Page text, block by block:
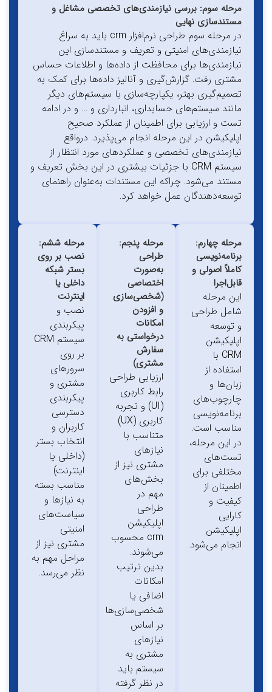
مرحله سوم: بررسی نیازمندی‌های تخصصی مشاغل و
مستندسازی نهایی
در مرحله سوم طراحی نرم‌افزار crm باید به سراغ
نیازمندی‌های امنیتی و تعریف و مستندسازی این
نیازمندی‌ها برای محافظت از داده‌ها و اطلاعات حساس
مشتری رفت. گزارش‌گیری و آنالیز داده‌ها برای کمک به
تصمیم‌گیری بهتر، یکپارچه‌سازی با سیستم‌های دیگر
مانند سیستم‌های حسابداری، انبارداری و … و در ادامه
تست و ارزیابی برای اطمینان از عملکرد صحیح
اپلیکیشن در این مرحله انجام می‌پذیرد. درواقع
نیازمندی‌های تخصصی و عملکردهای مورد انتظار از
سیستم CRM با جزئیات بیشتری در این بخش تعریف و
مستند می‌شود. چراکه این مستندات به‌عنوان راهنمای
توسعه‌دهندگان عمل خواهد کرد.
مرحله چهارم:
برنامه‌نویسی
کاملاً اصولی و
قابل‌اجرا
این مرحله
شامل طراحی
و توسعه
اپلیکیشن
CRM با
استفاده از
زبان‌ها و
چارچوب‌های
برنامه‌نویسی
مناسب است.
در این مرحله،
تست‌های
مختلفی برای
اطمینان از
کیفیت و
اپلیکیشن
انجام می‌شود.
مرحله پنجم:
به‌صورت
اختصاصی
(شخصی‌سازی
و افزودن
امکانات
درخواستی به
سفارش
مشتری)
ارزیابی طراحی
رابط کاربری
(UI) و تجربه
کاربری (UX)
متناسب با
نیازهای
مشتری نیز از
بخش‌های
اپلیکیشن‌
crm محسوب
می‌شوند.
بدین ترتیب
امکانات
اضافی یا
شخصی‌سازی‌ها
بر اساس
نیازهای
مشتری به
سیستم باید
در نظر گرفته
مرحله ششم:
نصب بر روی
بستر شبکه
داخلی یا
اینترنت
نصب و
پیکربندی
سیستم CRM
سرورهای
مشتری و
پیکربندی
دسترسی
کاربران و
انتخاب بستر
(داخلی یا
اینترنت)
مناسب بسته
به نیازها و
سیاست‌های
مشتری نیز از
مراحل مهم به
نظر می‌رسد.